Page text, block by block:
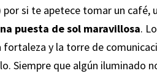
por si te apetece tomar un café,
puesta de sol maravillosa.
y la torre de
Siempre que algún iluminado